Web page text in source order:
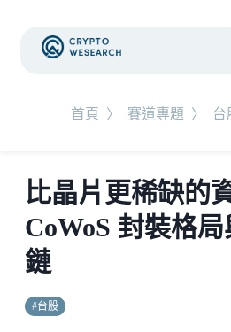
首頁 〉 賽道專題 〉 台
比晶片更稀缺的
CoWoS 封裝格
鏈
#台股